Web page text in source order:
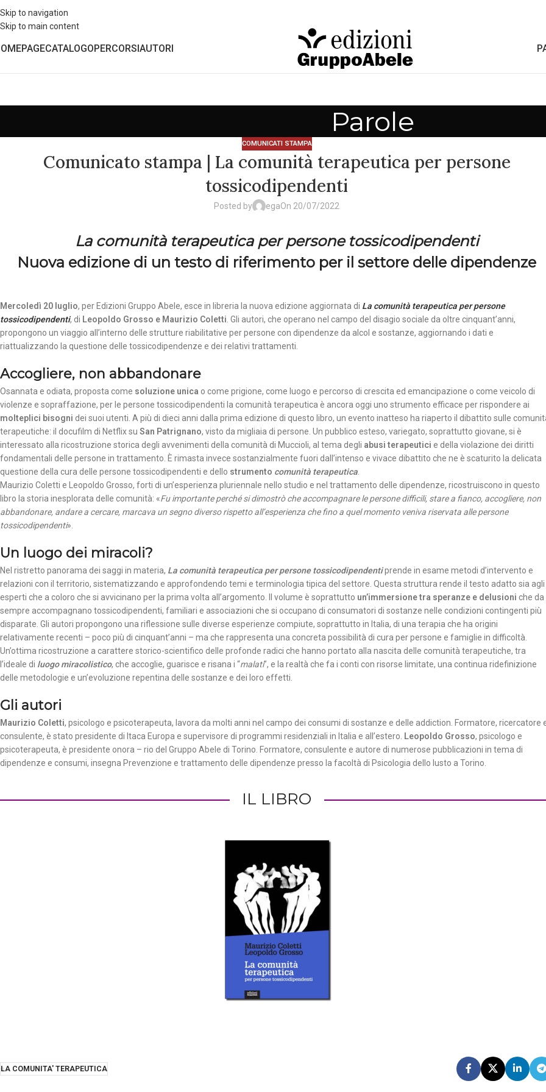
Skip to navigation
Skip to main content
CATALOGOPERCORSIAUTORI
Parole
COMUNICATI STAMPA
Comunicato stampa | La comunità terapeutica per persone
tossicodipendenti
Posted by egaOn 20/07/2022
La comunità terapeutica per persone tossicodipendenti
Nuova edizione di un testo di riferimento per il settore delle dipendenze
Mercoledì 20 luglio, per Edizioni Gruppo Abele, esce in libreria la nuova edizione aggiornata di La comunità terapeutica per persone
tossicodipendenti, di Leopoldo Grosso e Maurizio Coletti. Gli autori, che operano nel campo del disagio sociale da oltre cinquant’anni,
propongono un viaggio all’interno delle strutture riabilitative per persone con dipendenze da alcol e sostanze, aggiornando i dati e
riattualizzando la questione delle tossicodipendenze e dei relativi trattamenti.
Accogliere, non abbandonare
Osannata e odiata, proposta come soluzione unica o come prigione, come luogo e percorso di crescita ed emancipazione o come veicolo di
violenze e sopraffazione, per le persone tossicodipendenti la comunità terapeutica è ancora oggi uno strumento efficace per rispondere ai
molteplici bisogni dei suoi utenti. A più di dieci anni dalla prima edizione di questo libro, un evento inatteso ha riaperto il dibattito sulle
terapeutiche: il docufilm di Netflix su San Patrignano, visto da migliaia di persone. Un pubblico esteso, variegato, soprattutto giovane, si è
interessato alla ricostruzione storica degli avvenimenti della comunità di Muccioli, al tema degli abusi terapeutici e della violazione dei diritti
fondamentali delle persone in trattamento. È rimasta invece sostanzialmente fuori dall’intenso e vivace dibattito che ne è scaturito la delicata
questione della cura delle persone tossicodipendenti e dello strumento comunità terapeutica.
Maurizio Coletti e Leopoldo Grosso, forti di un’esperienza pluriennale nello studio e nel trattamento delle dipendenze, ricostruiscono in questo
libro la storia inesplorata delle comunità: «Fu importante perché si dimostrò che accompagnare le persone difficili, stare a fianco, accogliere, non
abbandonare, andare a cercare, marcava un segno diverso rispetto all’esperienza che fino a quel momento veniva riservata alle persone
tossicodipendenti».
Un luogo dei miracoli?
Nel ristretto panorama dei saggi in materia, La comunità terapeutica per persone tossicodipendentiprende in esame metodi d’intervento e
relazioni con il territorio, sistematizzando e approfondendo temi e terminologia tipica del settore. Questa struttura rende il testo adatto sia agli
esperti che a coloro che si avvicinano per la prima volta all’argomento. Il volume è soprattutto un’immersione tra speranze e delusioni che da
sempre accompagnano tossicodipendenti, familiari e associazioni che si occupano di consumatori di sostanze nelle condizioni contingenti più
disparate. Gli autori propongono una riflessione sulle diverse esperienze compiute, soprattutto in Italia, di una terapia che ha origini
relativamente recenti – poco più di cinquant’anni – ma che rappresenta una concreta possibilità di cura per persone e famiglie in difficoltà.
Un’ottima ricostruzione a carattere storico-scientifico delle profonde radici che hanno portato alla nascita delle comunità terapeutiche, tra
l’ideale di luogo miracolistico, che accoglie, guarisce e risana i “malati”, e la realtà che fa i conti con risorse limitate, una continua ridefinizione
delle metodologie e un’evoluzione repentina delle sostanze e dei loro effetti.
Gli autori
Maurizio Coletti, psicologo e psicoterapeuta, lavora da molti anni nel campo dei consumi di sostanze e delle addiction. Formatore, ricercatore
consulente, è stato presidente di Itaca Europa e supervisore di programmi residenziali in Italia e all’estero. Leopoldo Grosso, psicologo e
psicoterapeuta, è presidente onora – rio del Gruppo Abele di Torino. Formatore, consulente e autore di numerose pubblicazioni in tema di
dipendenze e consumi, insegna Prevenzione e trattamento delle dipendenze presso la facoltà di Psicologia dello Iusto a Torino.
IL LIBRO
LA COMUNITA' TERAPEUTICA